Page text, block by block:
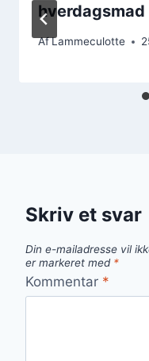
hverdagsmad
AfLammeculotte
Skriv et svar
Din e-mailadresse vil
er markeret med *
Kommentar *